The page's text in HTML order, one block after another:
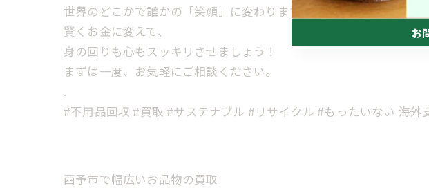
世界のどこかで誰かの「笑顔」に変わります😊
賢くお金に変えて、
身の回りも心もスッキリさせましょう！
まずは一度、お気軽にご相談ください。
.
#不用品回収 #買取 #サステナブル #リサイクル #もったいない 海外
西予市で幅広いお品物の買取
お